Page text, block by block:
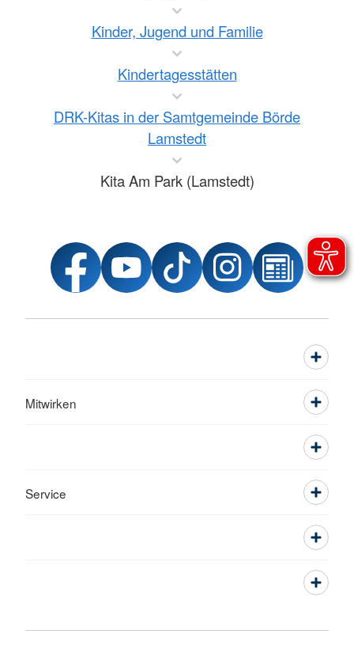
Kinder, Jugend und Familie
Kindertagesstätten
DRK-Kitas in der Samtgemeinde Börde
Lamstedt
Kita Am Park (Lamstedt)
Mitwirken
Service